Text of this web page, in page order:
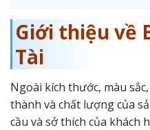
Giới thiệu về
Tài
Ngoài kích thước, màu
thành và chất lượng của
cầu và sở thích của khách